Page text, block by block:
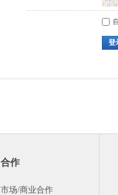
登
合作
市场/商业合作